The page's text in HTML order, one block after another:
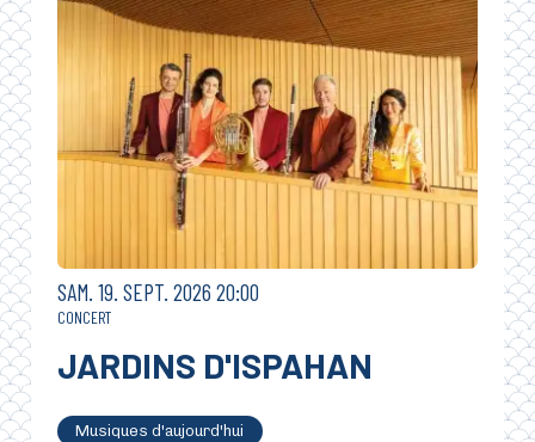
SAMEDI
SAM. 19. SEPTEMBRE
SEPT. 2026 20:00
CONCERT
JARDINS D'ISPAHAN
Musiques d'aujourd'hui